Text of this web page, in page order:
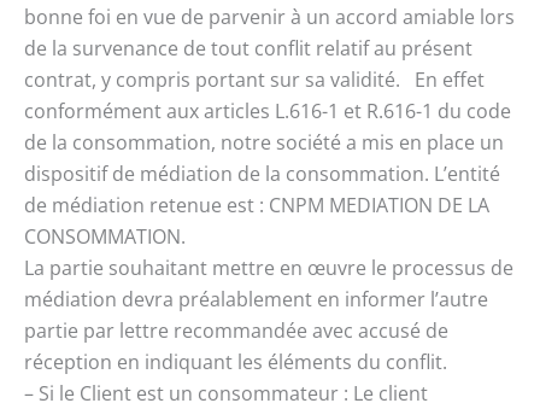
bonne foi en vue de parvenir à un accord amiable lors
de la survenance de tout conflit relatif au présent
contrat, y compris portant sur sa validité. En effet
conformément aux articles L.616-1 et R.616-1 du code
de la consommation, notre société a mis en place un
dispositif de médiation de la consommation. L’entité
de médiation retenue est : CNPM MEDIATION DE LA
CONSOMMATION.
La partie souhaitant mettre en œuvre le processus de
médiation devra préalablement en informer l’autre
partie par lettre recommandée avec accusé de
réception en indiquant les éléments du conflit.
– Si le Client est un consommateur : Le client